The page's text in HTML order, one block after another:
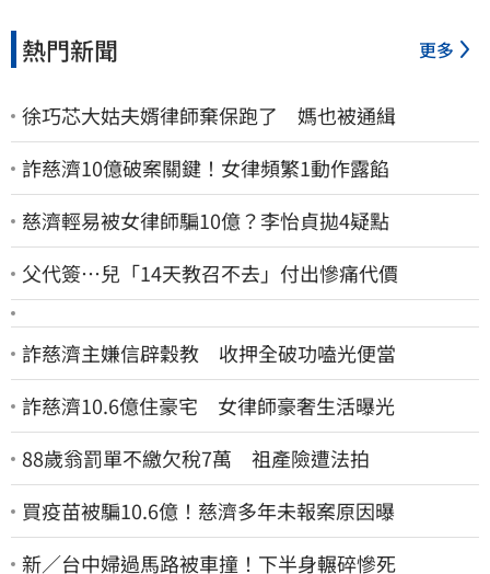
熱門新聞 更多
徐巧芯大姑夫婿律師棄保跑了 媽也被通緝
詐慈濟10億破案關鍵！女律頻繁1動作露餡
慈濟輕易被女律師騙10億？李怡貞拋4疑點
父代簽…兒「14天教召不去」付出慘痛代價
詐慈濟主嫌信辟穀教 收押全破功嗑光便當
詐慈濟10.6億住豪宅 女律師豪奢生活曝光
88歲翁罰單不繳欠稅7萬 祖產險遭法拍
買疫苗被騙10.6億！慈濟多年未報案原因曝
新／台中婦過馬路被車撞！下半身輾碎慘死